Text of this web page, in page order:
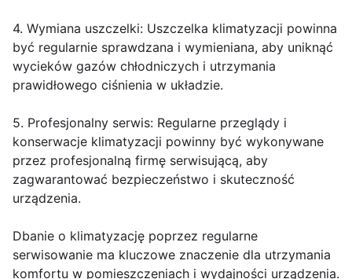
4. Wymiana uszczelki: Uszczelka klimatyzacji powinna
być regularnie sprawdzana i wymieniana, aby uniknąć
wycieków gazów chłodniczych i utrzymania
prawidłowego ciśnienia w układzie.
5. Profesjonalny serwis: Regularne przeglądy i
konserwacje klimatyzacji powinny być wykonywane
przez profesjonalną firmę serwisującą, aby
zagwarantować bezpieczeństwo i skuteczność
urządzenia.
Dbanie o klimatyzację poprzez regularne
serwisowanie ma kluczowe znaczenie dla utrzymania
komfortu w pomieszczeniach i wydajności urządzenia.